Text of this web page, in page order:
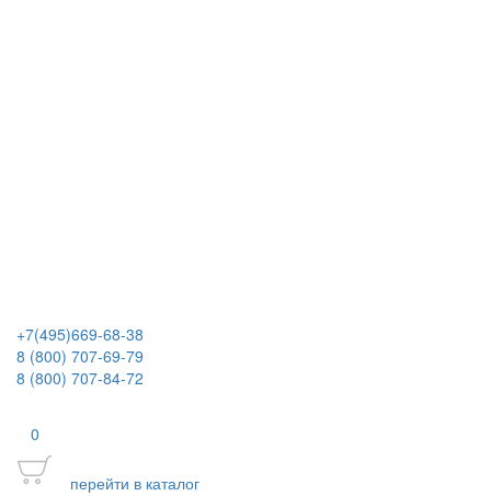
+7(495)669-68-38
8 (800) 707-69-79
8 (800) 707-84-72
0
перейти в каталог